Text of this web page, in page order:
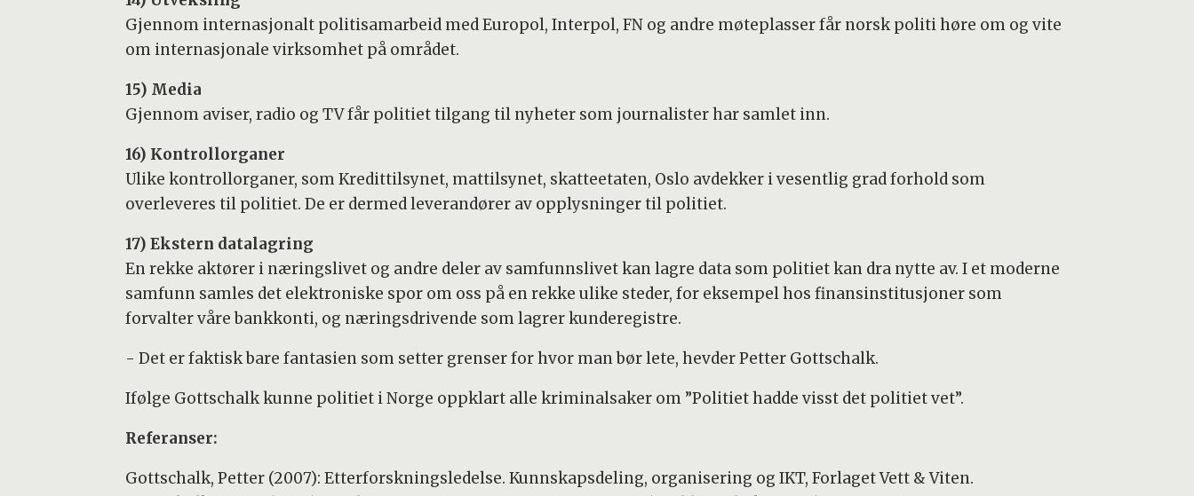
Gjennom internasjonalt politisamarbeid med Europol, Interpol, FN og andre møteplasser får norsk politi høre om og vite
om internasjonale virksomhet på området.
15) Media
Gjennom aviser, radio og TV får politiet tilgang til nyheter som journalister har samlet inn.
16) Kontrollorganer
Ulike kontrollorganer, som Kredittilsynet, mattilsynet, skatteetaten, Oslo avdekker i vesentlig grad forhold som
overleveres til politiet. De er dermed leverandører av opplysninger til politiet.
17) Ekstern datalagring
En rekke aktører i næringslivet og andre deler av samfunnslivet kan lagre data som politiet kan dra nytte av. I et moderne
samfunn samles det elektroniske spor om oss på en rekke ulike steder, for eksempel hos finansinstitusjoner som
forvalter våre bankkonti, og næringsdrivende som lagrer kunderegistre.
- Det er faktisk bare fantasien som setter grenser for hvor man bør lete, hevder Petter Gottschalk.
Ifølge Gottschalk kunne politiet i Norge oppklart alle kriminalsaker om ”Politiet hadde visst det politiet vet”.
Referanser:
Gottschalk, Petter (2007): Etterforskningsledelse. Kunnskapsdeling, organisering og IKT, Forlaget Vett &Viten.